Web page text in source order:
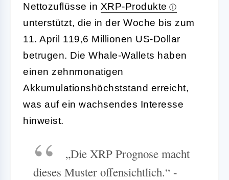
Nettozuflüsse in XRP-Produkte
unterstützt, die in der Woche bis zum
11. April 119,6 Millionen US-Dollar
betrugen. Die Whale-Wallets haben
einen zehnmonatigen
Akkumulationshöchststand erreicht,
was auf ein wachsendes Interesse
hinweist.
„Die XRP Prognose macht
dieses Muster offensichtlich.“ -